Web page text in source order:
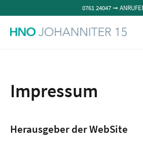
0761 24047 ➞
Die Praxis
Standorte
Impressum
Herausgeber der WebSite